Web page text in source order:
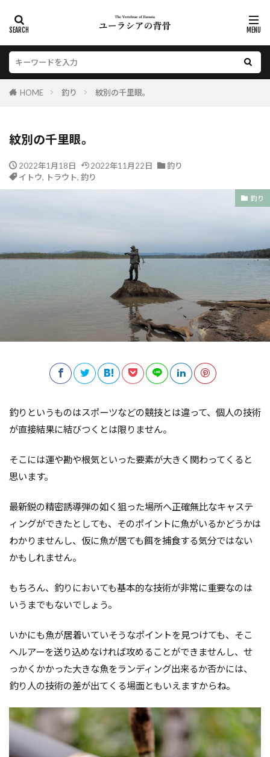
HOME 釣り 紋別の千里眼。
紋別の千里眼。
2022年1月18日 2022年11月22日
釣り
イトウ, トラウト, 釣り
釣り
釣りというものはスポーツなどの競技とは違って、個人の技術
が直接結果に結びつくとは限りません。
そこには運や勘や根気といった要素が大きく関わってくると
思います。
最新鋭の精密誘導弾の如く狙った場所へ正確無比なキャステ
ィングができたとしても、そのポイントに魚がいるかどうかは
わかりませんし、仮に魚が居ても餌を捕食する気分ではない
かもしれません。
もちろん、釣りにおいても基本的な技術が非常に重要なのは
いうまでもないでしょう。
いかにも魚が居着いていそうなポイントを見つけても、そこ
へルアーを送り込めなければ攻めることができませんし、せ
っかくかかった大きな魚をランディング出来るか否かには、
釣り人の技術の差が出てくる場面ともいえますからね。